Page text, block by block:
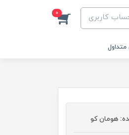
کاربری 0
هومان کو